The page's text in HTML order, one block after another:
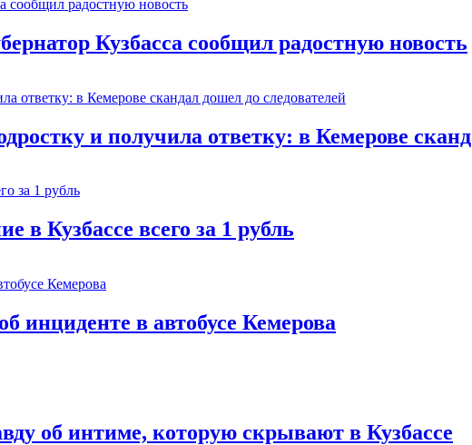
Кузбасса сообщил радостную новость
и получила ответку: в Кемерове
в Кузбассе всего за 1 рубль
инциденте в автобусе Кемерова
об интиме, которую скрывают в Кузбассе